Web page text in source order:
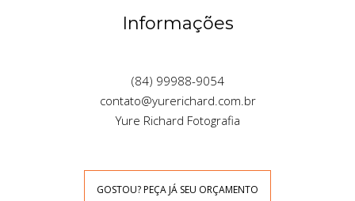
Informações
(84) 99988-9054
contato@yurerichard.com.br
Yure Richard Fotografia
GOSTOU? PEÇA JÁ SEU ORÇAMENTO